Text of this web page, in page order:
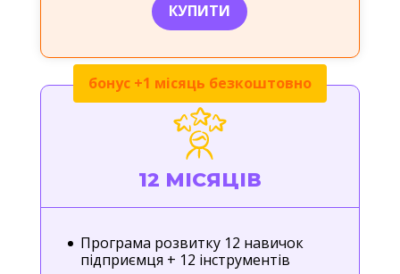
КУПИТИ
12 МІСЯЦІВ
Програма розвитку 12 навичок
підприємця + 12 інструментів